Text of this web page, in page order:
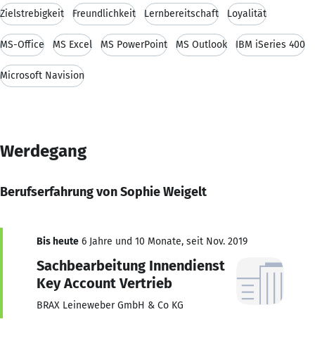
Zielstrebigkeit Freundlichkeit Lernbereitschaft Loyalität
MS-Office MS Excel MS PowerPoint MS Outlook IBM iSeries 400
Microsoft Navision
Werdegang
Berufserfahrung von Sophie Weigelt
Bis heute 6 Jahre und 10 Monate, seit Nov. 2019
Sachbearbeitung Innendienst
Key Account Vertrieb
BRAX Leineweber GmbH & Co KG